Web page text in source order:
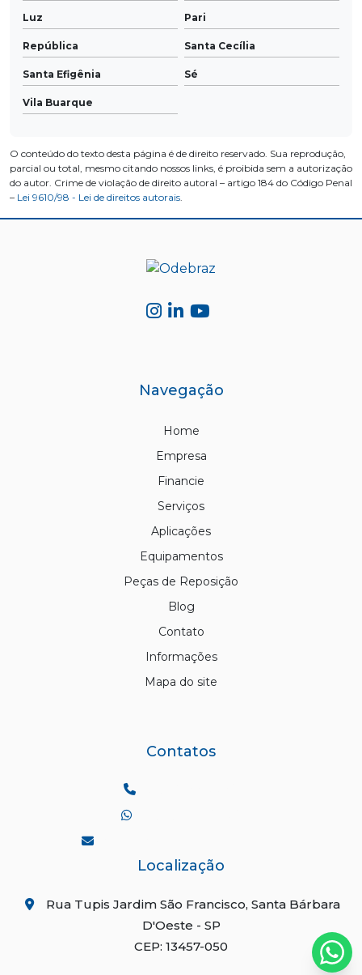
Luz Pari
República Santa Cecília
Santa Efigênia Sé
Vila Buarque
O conteúdo do texto desta página é de direito reservado. Sua reprodução,
parcial ou total, mesmo citando nossos links, é proibida sem a autorização
do autor. Crime de violação de direito autoral – artigo 184 do Código Penal
– Lei 9610/98 - Lei de direitos autorais
Navegação
Home
Empresa
Financie
Serviços
Aplicações
Equipamentos
Peças de Reposição
Blog
Contato
Informações
Mapa do site
Contatos
Localização
Rua Tupis Jardim São Francisco, Santa Bárbara
D'Oeste - SP
CEP: 13457-050